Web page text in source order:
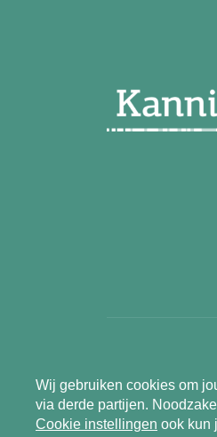
Wij gebruiken cookies om
via derde partijen.
Cookie instellingen ook kun